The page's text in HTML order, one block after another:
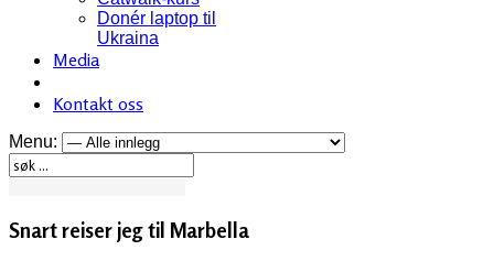
Donér laptop til
Ukraina
Media
Kontakt oss
Menu:
Snart reiser jeg til Marbella